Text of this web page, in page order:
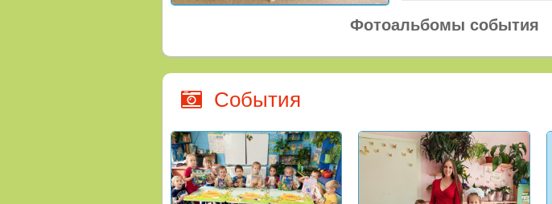
Фотоальбомы события
События